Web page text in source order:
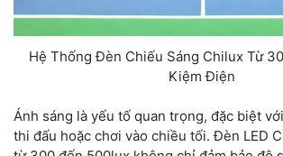
Hệ Thống Đèn Chiếu Sáng Chilux Từ
Kiệm Điện
Ánh sáng là yếu tố quan trọng, đặc biệt
thi đấu hoặc chơi vào chiều tối. Đèn LED